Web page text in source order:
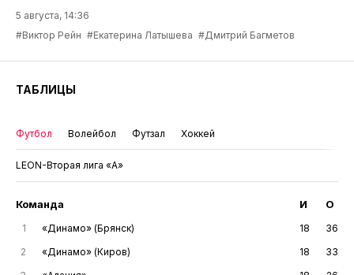
5 августа, 14:36
#Виктор Рейн #Екатерина Латышева #Дмитрий Багметов
ТАБЛИЦЫ
Футбол Волейбол Футзал Хоккей
LEON-Вторая лига «А»
Команда И О
1 «Динамо» (Брянск) 18
36
2
«Динамо» (Киров) 18
33